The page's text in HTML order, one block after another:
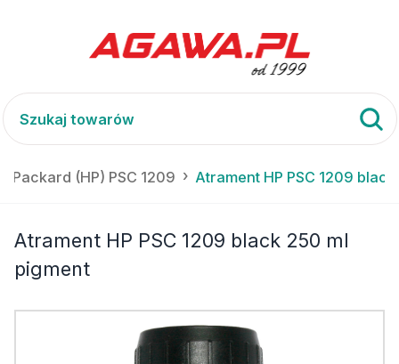
Packard (HP) PSC 1209
Atrament HP PSC 1209 black 250 ml
pigment